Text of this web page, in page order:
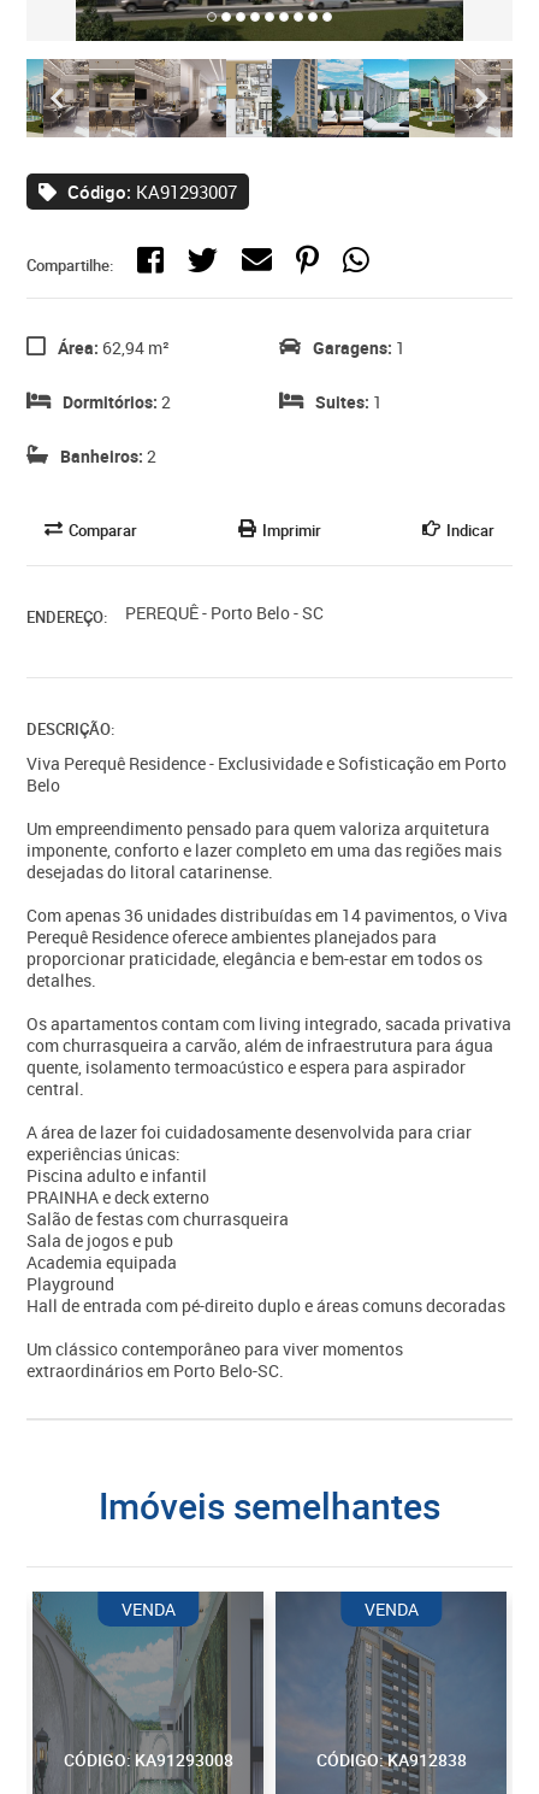
Código: KA91293007
Compartilhe:
Área: 62,94 m²
Dormitórios: 2
Banheiros: 2
Garagens: 1
Suites: 1
Comparar Imprimir Indicar
ENDEREÇO: PEREQUÊ - Porto Belo - SC
DESCRIÇÃO:
Viva Perequê Residence - Exclusividade e Sofisticação em Porto
Belo
Um empreendimento pensado para quem valoriza arquitetura
imponente, conforto e lazer completo em uma das regiões mais
desejadas do litoral catarinense.
Com apenas 36 unidades distribuídas em 14 pavimentos, o Viva
Perequê Residence oferece ambientes planejados para
proporcionar praticidade, elegância e bem-estar em todos os
detalhes.
Os apartamentos contam com living integrado, sacada privativa
com churrasqueira a carvão, além de infraestrutura para água
quente, isolamento termoacústico e espera para aspirador
central.
A área de lazer foi cuidadosamente desenvolvida para criar
experiências únicas:
Piscina adulto e infantil
PRAINHA e deck externo
Salão de festas com churrasqueira
Sala de jogos e pub
Academia equipada
Playground
Hall de entrada com pé-direito duplo e áreas comuns decoradas
Um clássico contemporâneo para viver momentos
extraordinários em Porto Belo-SC.
imóveis semelhantes
CÓDIGO: KA91293008
VENDA
CÓDIGO: KA912838
VENDA